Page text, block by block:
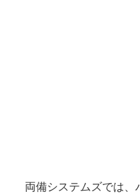
両備システムズでは、